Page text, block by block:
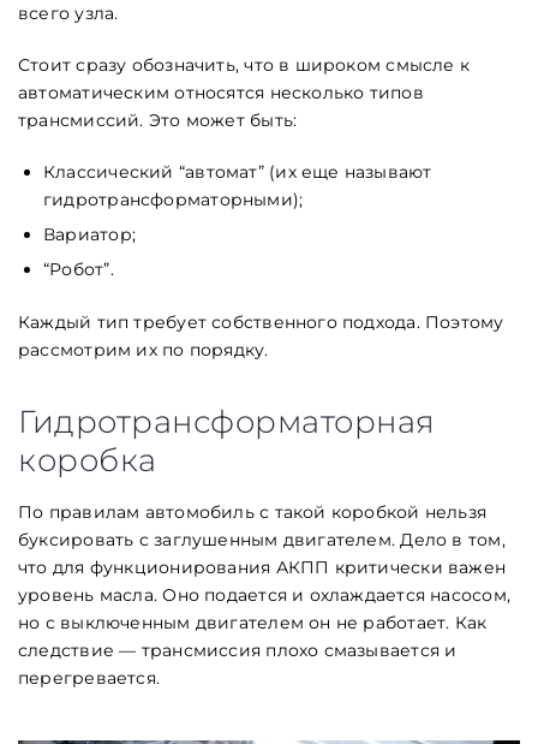
всего узла.
Стоит сразу обозначить, что в широком смысле к
автоматическим относятся несколько типов
трансмиссий. Это может быть:
Классический “автомат” (их еще называют
гидротрансформаторными);
Вариатор;
“Робот”.
Каждый тип требует собственного подхода. Поэтому
рассмотрим их по порядку.
Гидротрансформаторная
коробка
По правилам автомобиль с такой коробкой нельзя
буксировать с заглушенным двигателем. Дело в том,
что для функционирования АКПП критически важен
уровень масла. Оно подается и охлаждается насосом,
но с выключенным двигателем он не работает. Как
следствие — трансмиссия плохо смазывается и
перегревается.